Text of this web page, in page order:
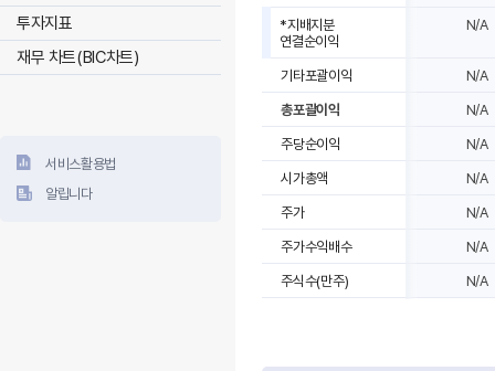
투자지표
재무 차트(BIC차트)
서비스활용법
알립니다
*지배지분
연결순이익
N/A
기타포괄이익 N/A
총포괄이익 N/A
주당순이익 N/A
시가총액 N/A
주가 N/A
주가수익배수 N/A
주식수(만주) N/A